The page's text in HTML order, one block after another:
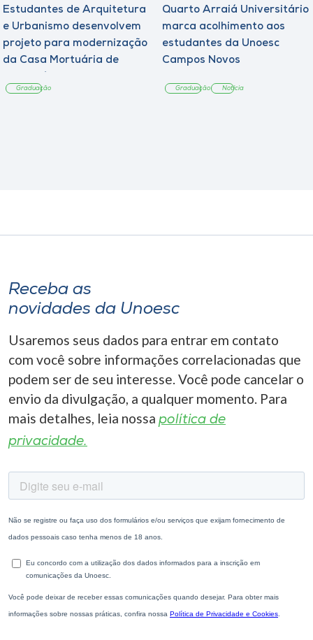
Estudantes de Arquitetura
e Urbanismo desenvolvem
projeto para modernização
da Casa Mortuária de
Graduação
Quarto Arraiá Universitário
marca acolhimento aos
estudantes da Unoesc
Campos Novos
Graduação Notícia
Receba as
novidades da Unoesc
Usaremos seus dados para entrar em contato
com você sobre informações correlacionadas que
podem ser de seu interesse. Você pode cancelar o
envio da divulgação, a qualquer momento. Para
mais detalhes, leia nossa política de
privacidade.